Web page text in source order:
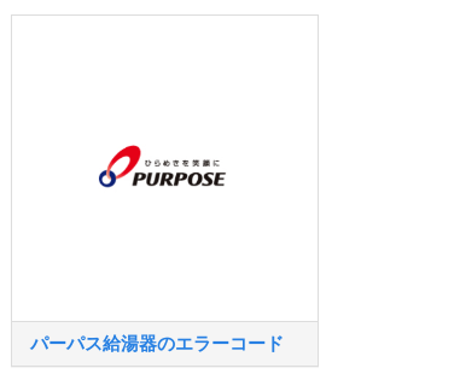
パーパス給湯器のエラーコード